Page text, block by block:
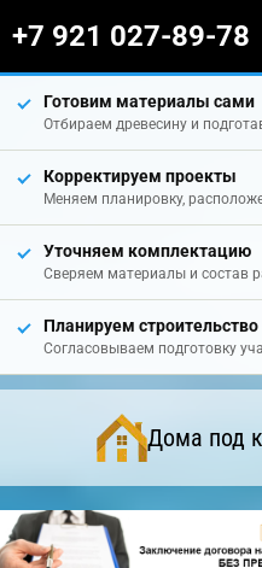
+7 921 027-89-78
Готовим материалы сами
Отбираем древесину и
Корректируем проекты
Меняем планировку,
Уточняем комплектацию
Сверяем материалы и состав
Планируем строительство
Согласовываем подготовку
Дома под